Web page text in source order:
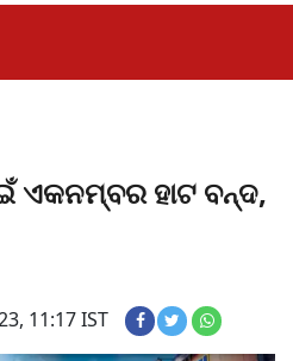
ଏକନମ୍ବର ହାଟ ବନ୍ଦ,
11:17 IST